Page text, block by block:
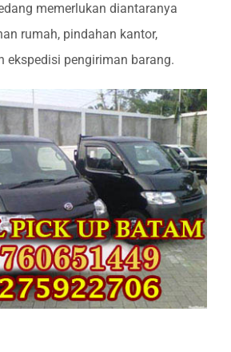
memerlukan diantaranya
rumah, pindahan kantor,
ekspedisi pengiriman barang.